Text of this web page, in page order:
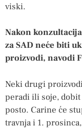
viski.
Nakon
za SAD neće biti
proizvodi, navodi
Neki drugi
peradi ili soje,
posto. Carine će
travnja i 1.